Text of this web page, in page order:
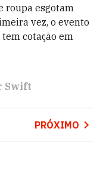
roupa esgotam
vez, o evento
cotação em
Swift
PRÓXIMO